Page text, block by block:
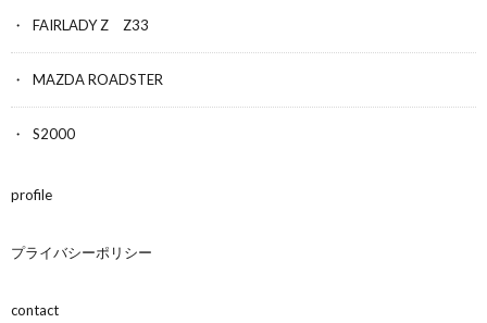
FAIRLADY Z Z33
MAZDA ROADSTER
S2000
profile
プライバシーポリシー
contact